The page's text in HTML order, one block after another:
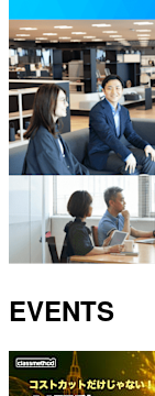
EVENTS